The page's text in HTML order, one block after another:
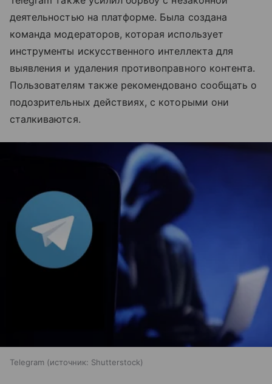
деятельностью на платформе. Была создана
команда модераторов, которая использует
инструменты искусственного интеллекта для
выявления и удаления противоправного контента.
Пользователям также рекомендовано сообщать о
подозрительных действиях, с которыми они
сталкиваются.
Telegram источник: Shutterstock